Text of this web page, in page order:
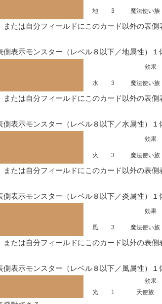
地
3 魔法使い族
または自分フィールドにこのカード以外の表側
表示モンスター（レベル８以下／地属性）１
効果
水
3 魔法使い族
または自分フィールドにこのカード以外の表側
表示モンスター（レベル８以下／水属性）１
効果
火
3 魔法使い族
または自分フィールドにこのカード以外の表側
表示モンスター（レベル８以下／炎属性）１
効果
風
3 魔法使い族
または自分フィールドにこのカード以外の表側
表示モンスター（レベル８以下／風属性）１
効果
光
1 天使族